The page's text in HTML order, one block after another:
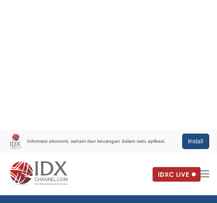
Informasi ekonomi, saham dan keuangan dalam satu aplikasi. Install